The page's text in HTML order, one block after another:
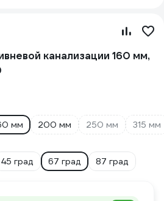
канализации 160 мм,
мм 200 мм 250 мм
315 мм
45 град 67 град 87 град